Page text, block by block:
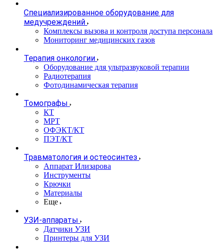
Специализированное оборудование для
медучреждений
Комплексы вызова и контроля доступа персонала
Мониторинг медицинских газов
Терапия онкологии
Оборудование для ультразвуковой терапии
Радиотерапия
Фотодинамическая терапия
Томографы
КТ
МРТ
ОФЭКТ/КТ
ПЭТ/КТ
Травматология и остеосинтез
Аппарат Илизарова
Инструменты
Крючки
Материалы
Еще
УЗИ-аппараты
Датчики УЗИ
Принтеры для УЗИ